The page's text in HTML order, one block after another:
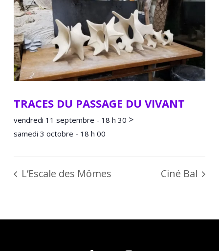
TRACES DU PASSAGE DU VIVANT
vendredi 11 septembre - 18 h 30 >
samedi 3 octobre - 18 h 00
L’Escale des Mômes Ciné Bal